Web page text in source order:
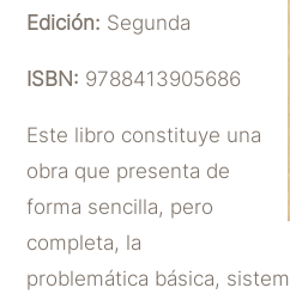
Edición: Segunda
ISBN: 9788413905686
Este libro constituye una
obra que presenta de
forma sencilla, pero
completa, la
problemática básica,